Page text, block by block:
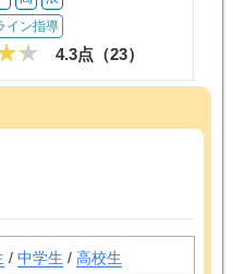
イン指導
4.3点（23）
/ 中学生 / 高校生